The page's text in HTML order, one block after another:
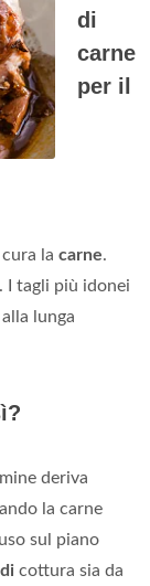
di
carne
per il
cura la carne.
. I tagli più idonei
lunga
deriva
la carne
sul piano
di cottura sia da